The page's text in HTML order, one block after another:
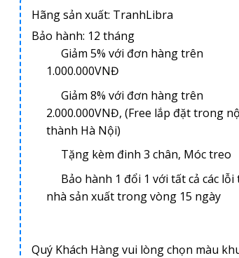
Hãng sản xuất: TranhLibra
Bảo hành: 12 tháng
Giảm 5% với đơn hàng trên
1.000.000VNĐ
Giảm 8% với đơn hàng trên
2.000.000VNĐ, (Free lắp đặt trong
thành Hà Nội)
Tặng kèm đinh 3 chân, Móc treo
Bảo hành 1 đổi 1 với tất cả các lỗi
nhà sản xuất trong vòng 15 ngày
Quý Khách Hàng vui lòng chọn màu